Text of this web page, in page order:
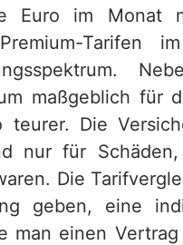
Euro im Monat
Tarifen
maßgeblich für
Die
nur für
Die
geben, eine
man einen Vertrag